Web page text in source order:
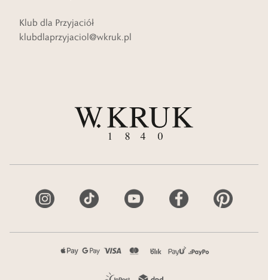
Klub dla Przyjaciół
klubdlaprzyjaciol@wkruk.pl